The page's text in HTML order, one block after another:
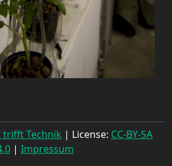
trifft Technik | License: CC-BY-SA
| Impressum